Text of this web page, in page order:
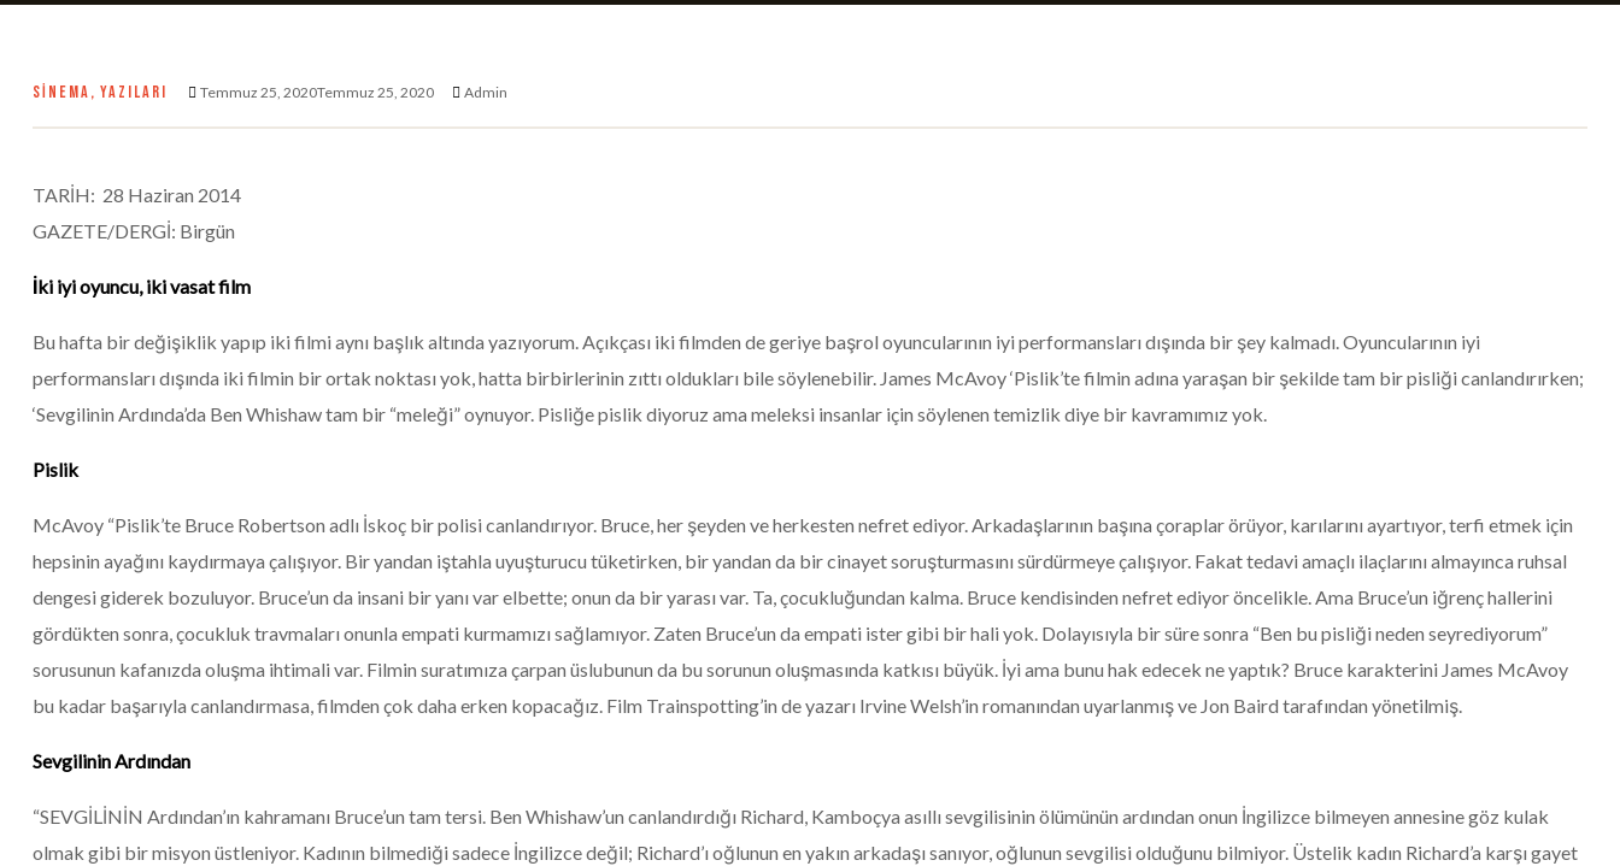
SINEMA, YAZILARI Temmuz 25, 2020Temmuz 25, 2020 Admin
TARİH: 28 Haziran 2014
GAZETE/DERGİ: Birgün
İki iyi oyuncu, iki vasat film
Bu hafta bir değişiklik yapıp iki filmi aynı başlık altında yazıyorum. Açıkçası iki filmden de geriye başrol oyuncularının iyi performansları dışında bir şey kalmadı. Oyuncularının iyi
performansları dışında iki filmin bir ortak noktası yok, hatta birbirlerinin zıttı oldukları bile söylenebilir. James McAvoy ‘Pislik’te filmin adına yaraşan bir şekilde tam bir pisliği canlandırırken;
‘Sevgilinin Ardında’da Ben Whishaw tam bir “meleği” oynuyor. Pisliğe pislik diyoruz ama meleksi insanlar için söylenen temizlik diye bir kavramımız yok.
Pislik
McAvoy “Pislik’te Bruce Robertson adlı İskoç bir polisi canlandırıyor. Bruce, her şeyden ve herkesten nefret ediyor. Arkadaşlarının başına çoraplar örüyor, karılarını ayartıyor, terfi etmek için
hepsinin ayağını kaydırmaya çalışıyor. Bir yandan iştahla uyuşturucu tüketirken, bir yandan da bir cinayet soruşturmasını sürdürmeye çalışıyor. Fakat tedavi amaçlı ilaçlarını almayınca ruhsal
dengesi giderek bozuluyor. Bruce’un da insani bir yanı var elbette; onun da bir yarası var. Ta, çocukluğundan kalma. Bruce kendisinden nefret ediyor öncelikle. Ama Bruce’un iğrenç hallerini
gördükten sonra, çocukluk travmaları onunla empati kurmamızı sağlamıyor. Zaten Bruce’un da empati ister gibi bir hali yok. Dolayısıyla bir süre sonra “Ben bu pisliği neden seyrediyorum”
sorusunun kafanızda oluşma ihtimali var. Filmin suratımıza çarpan üslubunun da bu sorunun oluşmasında katkısı büyük. İyi ama bunu hak edecek ne yaptık? Bruce karakterini James McAvoy
bu kadar başarıyla canlandırmasa, filmden çok daha erken kopacağız. Film Trainspotting’in de yazarı Irvine Welsh’in romanından uyarlanmış ve Jon Baird tarafından yönetilmiş.
Sevgilinin Ardından
“SEVGİLİNİN Ardından’ın kahramanı Bruce’un tam tersi. Ben Whishaw’un canlandırdığı Richard, Kamboçya asıllı sevgilisinin ölümünün ardından onun İngilizce bilmeyen annesine göz kulak
olmak gibi bir misyon üstleniyor. Kadının bilmediği sadece İngilizce değil; Richard’ı oğlunun en yakın arkadaşı sanıyor, oğlunun sevgilisi olduğunu bilmiyor. Üstelik kadın Richard’a karşı gayet